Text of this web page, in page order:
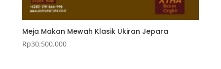
Meja Makan Mewah Klasik Ukiran Jepara
Rp30.500.000